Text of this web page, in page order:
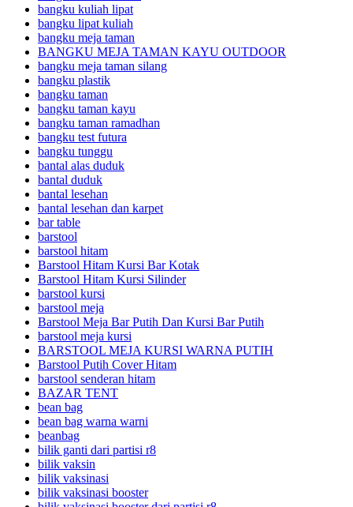
bangku kuliah lipat
bangku lipat kuliah
bangku meja taman
BANGKU MEJA TAMAN KAYU OUTDOOR
bangku meja taman silang
bangku plastik
bangku taman
bangku taman kayu
bangku taman ramadhan
bangku test futura
bangku tunggu
bantal alas duduk
bantal duduk
bantal lesehan
bantal lesehan dan karpet
bar table
barstool
barstool hitam
Barstool Hitam Kursi Bar Kotak
Barstool Hitam Kursi Silinder
barstool kursi
barstool meja
Barstool Meja Bar Putih Dan Kursi Bar Putih
barstool meja kursi
BARSTOOL MEJA KURSI WARNA PUTIH
Barstool Putih Cover Hitam
barstool senderan hitam
BAZAR TENT
bean bag
bean bag warna warni
beanbag
bilik ganti dari partisi r8
bilik vaksin
bilik vaksinasi
bilik vaksinasi booster